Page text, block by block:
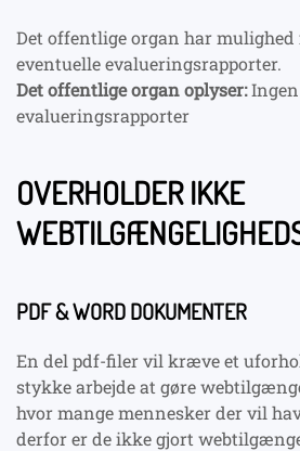
Det offentlige organ har
eventuelle evalueringsrapporter.
Det offentlige organ oplyser:
evalueringsrapporter
OVERHOLDER IKKE
PDF & WORD DOKUMENTER
En del pdf-filer vil kræve et
stykke arbejde at gøre
hvor mange mennesker der vil
derfor er de ikke gjort